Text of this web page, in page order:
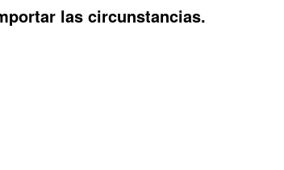
las circunstancias.